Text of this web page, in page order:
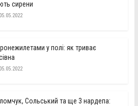
сирени
05.05.2022
у полі: як триває
05.05.2022
Сольський та ще 3 нардепа: